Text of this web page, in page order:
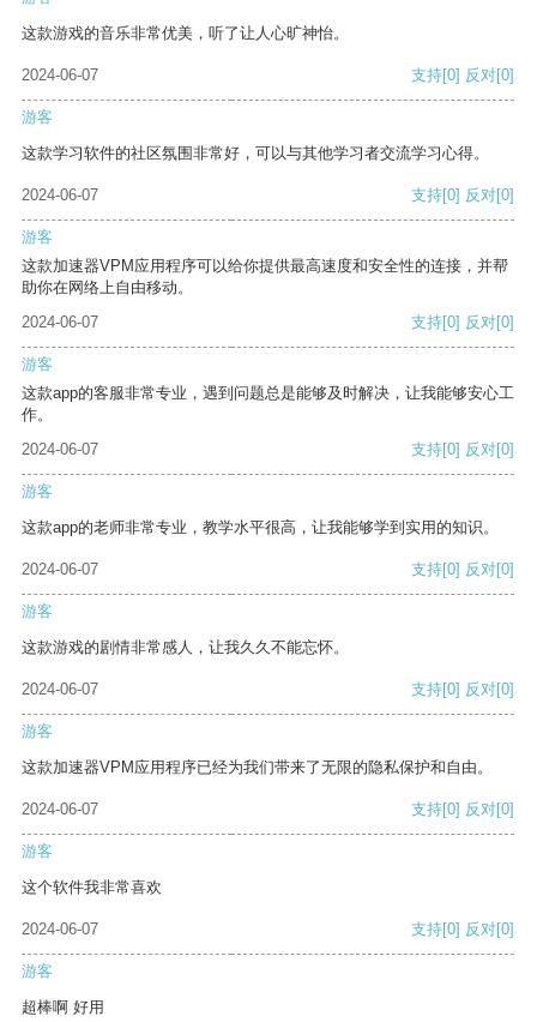
这款游戏的音乐非常优美，听了让人心旷神怡。
2024-06-07 支持[0] 反对[0]
游客
这款学习软件的社区氛围非常好，可以与其他学习者交流学习心得。
2024-06-07 支持[0] 反对[0]
游客
这款加速器VPM应用程序可以给你提供最高速度和安全性的连接，并帮
助你在网络上自由移动。
2024-06-07
支持[0] 反对[0]
游客
这款app的客服非常专业，遇到问题总是能够及时解决，让我能够安心工
作。
2024-06-07
支持[0] 反对[0]
游客
这款app的老师非常专业，教学水平很高，让我能够学到实用的知识。
2024-06-07 支持[0] 反对[0]
游客
这款游戏的剧情非常感人，让我久久不能忘怀。
2024-06-07 支持[0] 反对[0]
游客
这款加速器VPM应用程序已经为我们带来了无限的隐私保护和自由。
2024-06-07 支持[0] 反对[0]
游客
这个软件我非常喜欢
2024-06-07 支持[0] 反对[0]
游客
超棒啊 好用